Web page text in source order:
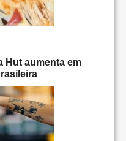
Hut aumenta em